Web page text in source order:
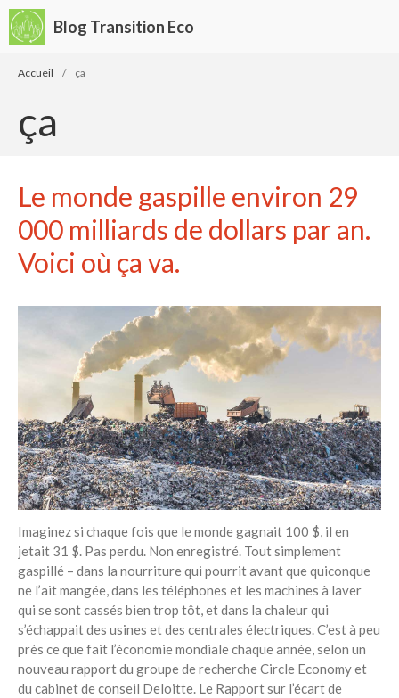
Écologie
Développement durable
Permaculture
Rechercher
Rechercher
Recent Posts
6 éco-actions faciles à prendre
avec vos enfants
Réduire les déchets : votre
guide pour les citoyens et les
Toits verts | Association
Permaculturelle
L’intelligence artificielle pour
prédire le succès des invasions
biologiques – The Applied
Ecologist
Utiliser l’apprentissage
automatique pour prédire le
Blog Transition Eco
Accueil / ça
ça
Le monde gaspille environ 29
000 milliards de dollars par an.
Voici où ça va.
Imaginez si chaque fois que le monde gagnait 100 $, il en
jetait 31 $. Pas perdu. Non enregistré. Tout simplement
gaspillé – dans la nourriture qui pourrit avant que quiconque
ne l’ait mangée, dans les téléphones et les machines à laver
qui se sont cassés bien trop tôt, et dans la chaleur qui
s’échappait des usines et des centrales électriques. C’est à peu
près ce que fait l’économie mondiale chaque année, selon un
nouveau rapport du groupe de recherche Circle Economy et
du cabinet de conseil Deloitte. Le Rapport sur l’écart de